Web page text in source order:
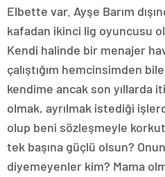
Elbette var. Ayşe Barım
kafadan ikinci lig oyuncusu
Kendi halinde bir menajer
çalıştığım hemcinsimden
kendime ancak son yıllarda
olmak, ayrılmak istediği
olup beni sözleşmeyle
tek başına güçlü olsun?
diyemeyenler kim? Mama